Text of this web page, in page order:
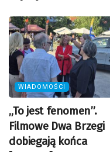
WIADOMOŚCI
„To jest fenomen”.
Filmowe Dwa Brzegi
dobiegają końca